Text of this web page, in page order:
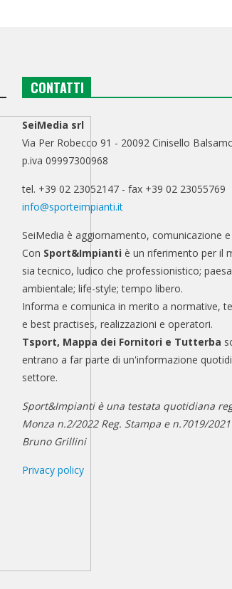
CONTATTI
SeiMedia srl
Via Per Robecco 91 - 20092 Cinisello
p.iva 09997300968
tel. +39 02 23052147 - fax +39 02 23055769
info@sporteimpianti.it
SeiMedia è aggiornamento, comunicazione
Con Sport&Impianti è un riferimento per il
sia tecnico, ludico che professionistico;
ambientale; life-style; tempo libero.
Informa e comunica in merito a normative,
e best practises, realizzazioni e operatori.
Tsport, Mappa dei Fornitori e Tutterba
entrano a far parte di un'informazione
settore.
Sport&Impianti è una testata quotidiana
Monza n.2/2022 Reg. Stampa e n.7019/
Bruno Grillini
Privacy policy